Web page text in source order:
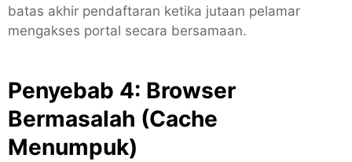
batas akhir pendaftaran ketika jutaan pelamar
mengakses portal secara bersamaan.
Penyebab 4: Browser
Bermasalah (Cache
Menumpuk)